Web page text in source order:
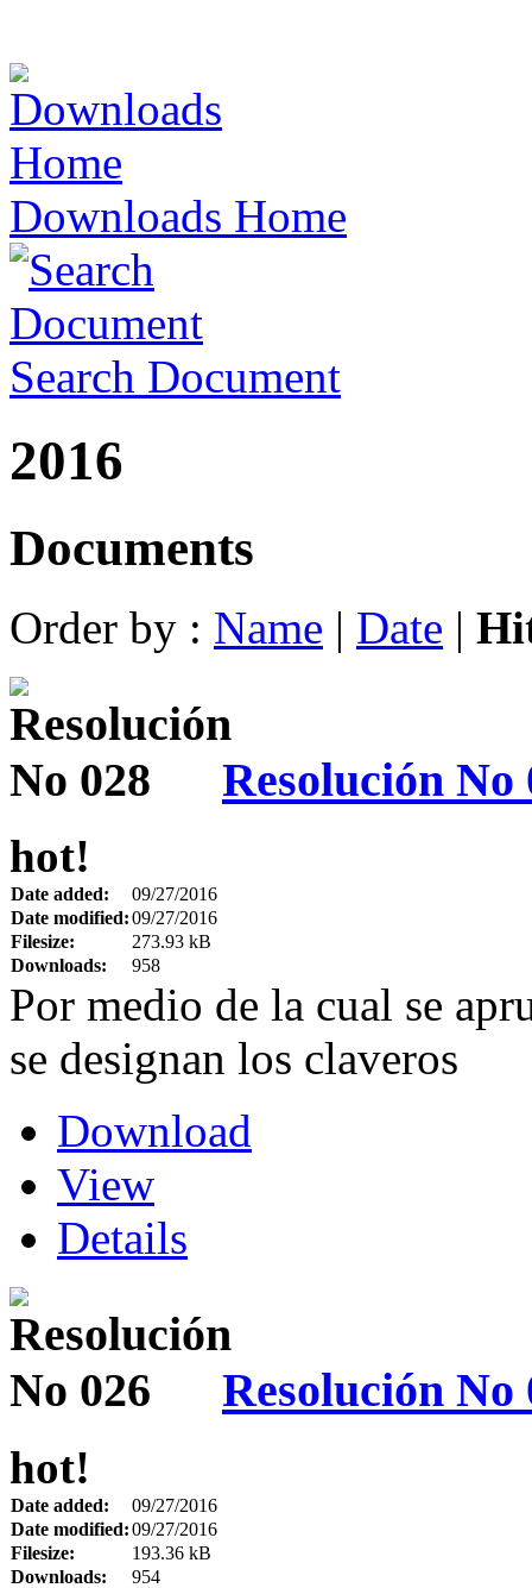
Downloads Home
Search Document
2016
Documents
Order by : Name | Date |
Resolución No
hot!
Date added:
09/27/2016
Date modified:09/27/2016
Filesize:
273.93 kB
Downloads:
958
Por medio de la cual se
se designan los claveros
Download
View
Details
Resolución No
hot!
Date added:
09/27/2016
Date modified:09/27/2016
Filesize:
193.36 kB
Downloads:
954